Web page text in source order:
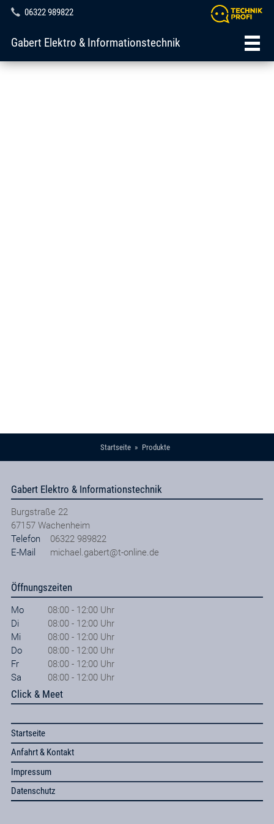
06322 989822
Gabert Elektro & Informationstechnik
Startseite Produkte
Gabert Elektro & Informationstechnik
Burgstraße 22
67157 Wachenheim
Telefon
06322 989822
E-Mail
michael.gabert@t-online.de
Öffnungszeiten
Mo
08:00 - 12:00 Uhr
Di
08:00 - 12:00 Uhr
Mi
08:00 - 12:00 Uhr
Do
08:00 - 12:00 Uhr
Fr
08:00 - 12:00 Uhr
Sa
08:00 - 12:00 Uhr
Click & Meet
Startseite
Anfahrt & Kontakt
Impressum
Datenschutz